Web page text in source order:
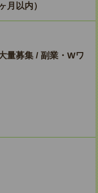
月以内）
量募集 / 副業・Wワ